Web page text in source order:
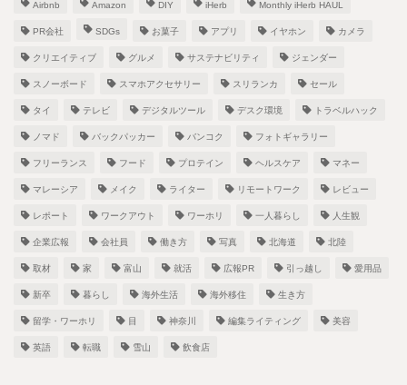
Airbnb Amazon DIY iHerb Monthly iHerb HAUL
PR会社 SDGs お菓子 アプリ イヤホン カメラ
クリエイティブ グルメ サステナビリティ ジェンダー
スノーボード スマホアクセサリー スリランカ セール
タイ テレビ デジタルツール デスク環境 トラベルハック
ノマド バックパッカー バンコク フォトギャラリー
フリーランス フード プロテイン ヘルスケア マネー
マレーシア メイク ライター リモートワーク レビュー
レポート ワークアウト ワーホリ 一人暮らし 人生観
企業広報 会社員 働き方 写真 北海道 北陸
取材 家 富山 就活 広報PR 引っ越し 愛用品
新卒 暮らし 海外生活 海外移住 生き方
留学・ワーホリ 目 神奈川 編集ライティング 美容
英語 転職 雪山 飲食店